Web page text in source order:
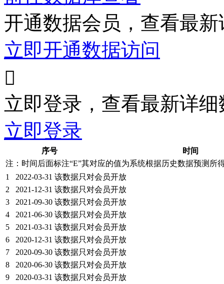
开通数据会员，查看最
立即开通数据访问

立即登录，查看最新详细
立即登录
序号
时间
注：时间后面标注“E”其对应的值为系统根据历史数据预测所
1
2022-03-31 该数据只对会员开放
2
2021-12-31 该数据只对会员开放
3
2021-09-30 该数据只对会员开放
4
2021-06-30 该数据只对会员开放
5
2021-03-31 该数据只对会员开放
6
2020-12-31 该数据只对会员开放
7
2020-09-30 该数据只对会员开放
8
2020-06-30 该数据只对会员开放
9
2020-03-31 该数据只对会员开放